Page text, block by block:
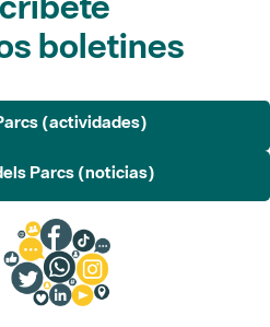
boletines
(actividades)
Parcs (noticias)